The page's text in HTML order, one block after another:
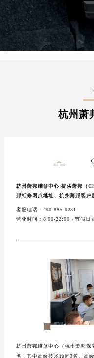
杭州萧
杭州萧邦维修中心:提供萧邦（
邦维修网点地址、杭州萧邦客户
客服电话：400-885-0231
营业时间：8:00-22:00（节假日
杭州萧邦维修中心（杭州萧邦保
名，其中高级技术顾问3名、高